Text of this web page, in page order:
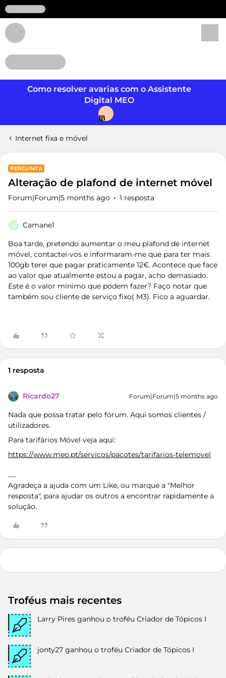
Como resolver avarias com o Assistente
Digital MEO
J
Internet fixa e móvel
PERGUNTA
Alteração de plafond de internet móvel
Forum|Forum|5 months ago 1 resposta
C Camane1
Boa tarde, pretendo aumentar o meu plafond de internet
móvel, contactei-vos e informaram-me que para ter mais
100gb terei que pagar praticamente 12€. Acontece que face
ao valor que atualmente estou a pagar, acho demasiado.
Este é o valor mínimo que podem fazer? Faço notar que
também sou cliente de serviço fixo( M3). Fico a aguardar.
1 resposta
Ricardo27 Forum|Forum|5 months ago
Nada que possa tratar pelo fórum. Aqui somos clientes /
utilizadores.
Para tarifários Móvel veja aqui:
https://www.meo.pt/servicos/pacotes/tarifarios-telemovel
Agradeça a ajuda com um Like, ou marque a "Melhor
resposta", para ajudar os outros a encontrar rapidamente a
solução.
Troféus mais recentes
Larry Pires ganhou o troféu Criador de Tópicos I
jonty27 ganhou o troféu Criador de Tópicos I